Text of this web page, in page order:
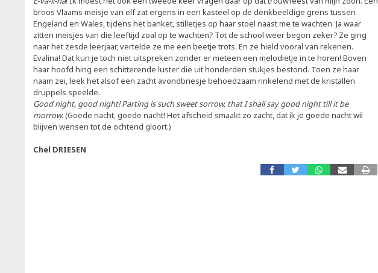
broos Vlaams meisje van elf zat ergens in een kasteel op de denkbeeldige grens tussen
Engeland en Wales, tijdens het banket, stilletjes op haar stoel naast me te wachten. Ja waar
zitten meisjes van die leeftijd zoal op te wachten? Tot de school weer begon zeker? Ze ging
naar het zesde leerjaar, vertelde ze me een beetje trots. En ze hield vooral van rekenen.
Evalina! Dat kun je toch niet uitspreken zonder er meteen een melodietje in te horen! Boven
haar hoofd hing een schitterende luster die uit honderden stukjes bestond. Toen ze haar
naam zei, leek het alsof een zacht avondbriesje behoedzaam rinkelend met de kristallen
druppels speelde.
Good night, good night! Parting is such sweet sorrow, that I shall say good night till it be
morrow.(Goede nacht, goede nacht! Het afscheid smaakt zo zacht, dat ik je goede nacht wil
blijven wensen tot de ochtend gloort.)
Chel DRIESEN